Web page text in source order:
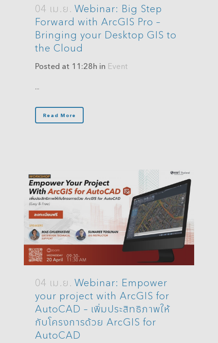
04 เม.ย. Webinar: Big Step
Forward with ArcGIS Pro –
Bringing your Desktop GIS to
the Cloud
Posted at 11:28h in Event
...
Read More
04 เม.ย. Webinar: Empower
your project with ArcGIS for
AutoCAD – เพิ่มประสิทธิภาพให้
กับโครงการด้วย ArcGIS for
AutoCAD